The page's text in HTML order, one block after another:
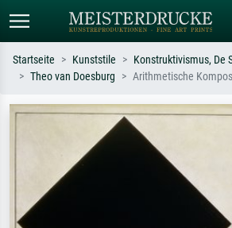
Suchen Sie nach Künstlern, Werktiteln
oder Stilen – z.B. Monet,
Sternennacht, Impressionismus, Welle
Hokusai, Akt.
Startseite Kunststile
Konstruktivismus, De
Theo van Doesburg
Arithmetische